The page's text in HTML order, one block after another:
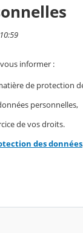
informer :
de protection
personnelles,
de vos droits.
des données